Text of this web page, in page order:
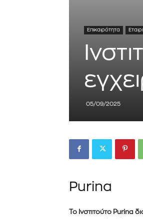
Επικαιρότητα
05/09/2025
Purina
Το Ινστιτούτο Purina